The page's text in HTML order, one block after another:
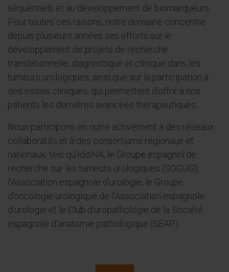
séquentiels et au développement de biomarqueurs.
Pour toutes ces raisons, notre domaine concentre
depuis plusieurs années ses efforts sur le
développement de projets de recherche
translationnelle, diagnostique et clinique dans les
tumeurs urologiques, ainsi que sur la participation à
des essais cliniques, qui permettent d’offrir à nos
patients les dernières avancées thérapeutiques.
Nous participons en outre activement à des réseaux
collaboratifs et à des consortiums régionaux et
nationaux, tels qu’IdisNA, le Groupe espagnol de
recherche sur les tumeurs urologiques (SOGUG),
l’Association espagnole d’urologie, le Groupe
d’oncologie urologique de l’Association espagnole
d’urologie et le Club d’uropathologie de la Société
espagnole d’anatomie pathologique (SEAP).